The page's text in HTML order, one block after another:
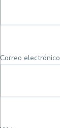
Correo electrónico